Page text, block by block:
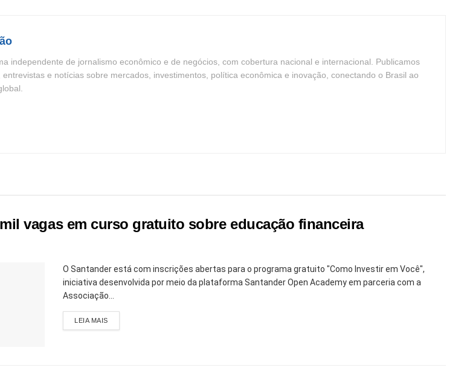
independente de jornalismo econômico e de negócios, com cobertura nacional e internacional. Publicamos
entrevistas e notícias sobre mercados, investimentos, política econômica e inovação, conectando o Brasil ao
vagas em curso gratuito sobre educação financeira
O Santander está com inscrições abertas para o programa gratuito "Como Investir em Você",
iniciativa desenvolvida por meio da plataforma Santander Open Academy em parceria com a
Associação...
LEIA MAIS